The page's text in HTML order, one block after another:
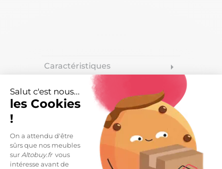
Salut c'est nous...
les Cookies
!
On a attendu d'être
sûrs que nos meubles
surAltobuy.frvous
intéresse avant de
Caractéristiques arrow_right
Livraisons et retours
Canapé Fixe 2 Places Cuir Beige Pieds Métal de la
gamme Lisboa.